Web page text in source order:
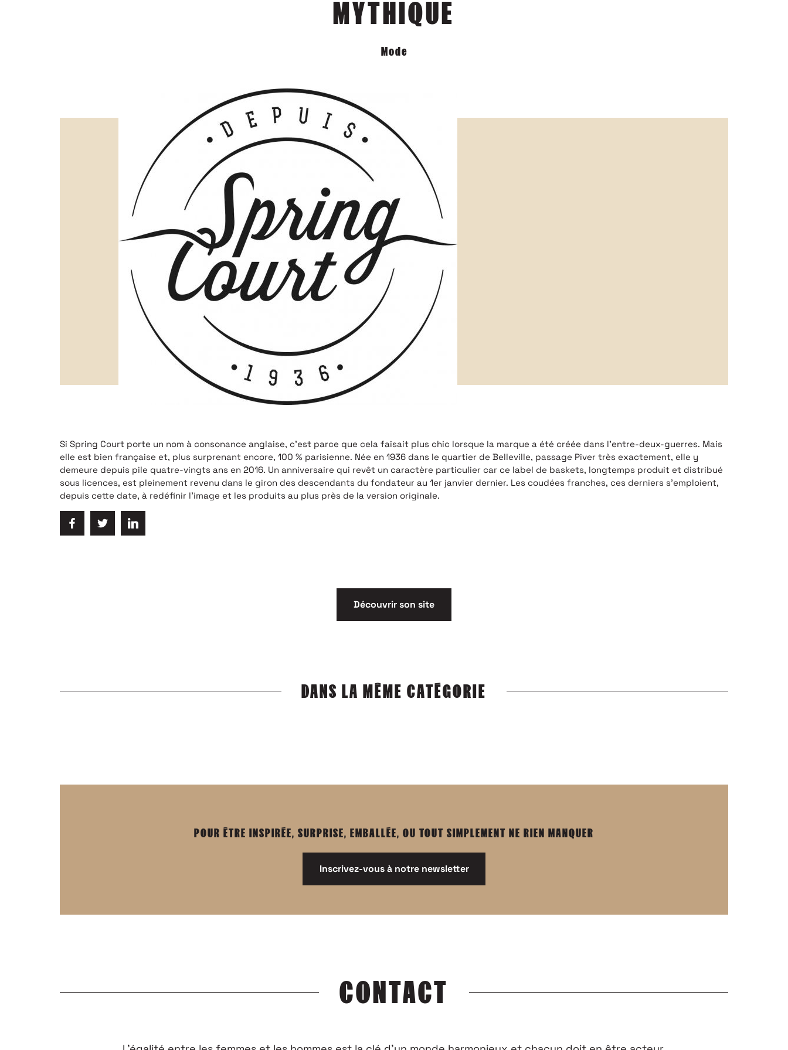
MYTHIQUE
Mode
Si Spring Court porte un nom à consonance anglaise, c’est parce que cela faisait plus chic lorsque la marque a été créée dans l’entre-deux-guerres. Mais
elle est bien française et, plus surprenant encore, 100 % parisienne. Née en 1936 dans le quartier de Belleville, passage Piver très exactement, elle y
demeure depuis pile quatre-vingts ans en 2016. Un anniversaire qui revêt un caractère particulier car ce label de baskets, longtemps produit et distribué
sous licences, est pleinement revenu dans le giron des descendants du fondateur au 1er janvier dernier. Les coudées franches, ces derniers s’emploient,
depuis cette date, à redéfinir l’image et les produits au plus près de la version originale.
Découvrir son site
DANS LA MÊME CATÉGORIE
POUR ÊTRE INSPIRÉE, SURPRISE, EMBALLÉE, OU TOUT SIMPLEMENT NE RIEN MANQUER
Inscrivez-vous à notre newsletter
CONTACT